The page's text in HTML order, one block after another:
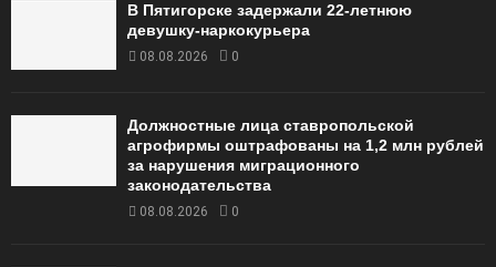
В Пятигорске задержали 22-летнюю
девушку-наркокурьера
08.08.2026 0
Должностные лица ставропольской
агрофирмы оштрафованы на 1,2 млн рублей
за нарушения миграционного
законодательства
08.08.2026 0